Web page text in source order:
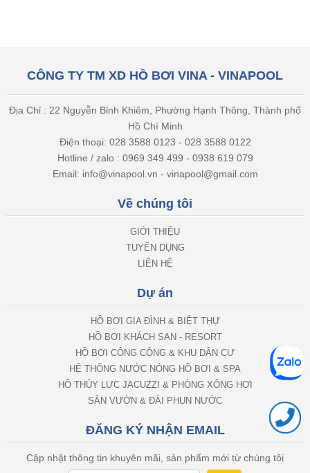
CÔNG TY TM XD HỒ BƠI VINA - VINAPOOL
Địa Chỉ : 22 Nguyễn Bỉnh Khiêm, Phường Hạnh Thông, Thành phố
Hồ Chí Minh
Điện thoại: 028 3588 0123 - 028 3588 0122
Hotline / zalo : 0969 349 499 - 0938 619 079
Email: info@vinapool.vn - vinapool@gmail.com
Về chúng tôi
GIỚI THIỆU
TUYỂN DỤNG
LIÊN HỆ
Dự án
HỒ BƠI GIA ĐÌNH & BIỆT THỰ
HỒ BƠI KHÁCH SẠN - RESORT
HỒ BƠI CÔNG CỘNG & KHU DÂN CƯ
HỆ THỐNG NƯỚC NÓNG HỒ BƠI & SPA
HỒ THỦY LỰC JACUZZI & PHÒNG XÔNG HƠI
SÂN VƯỜN & ĐÀI PHUN NƯỚC
ĐĂNG KÝ NHẬN EMAIL
Cập nhật thông tin khuyên mãi, sản phẩm mới từ chúng tôi